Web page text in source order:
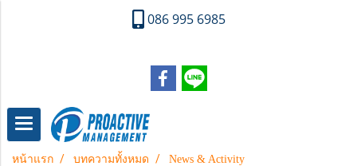
086 995 6985
หน้าแรก บทความทั้งหมด
News & Activity